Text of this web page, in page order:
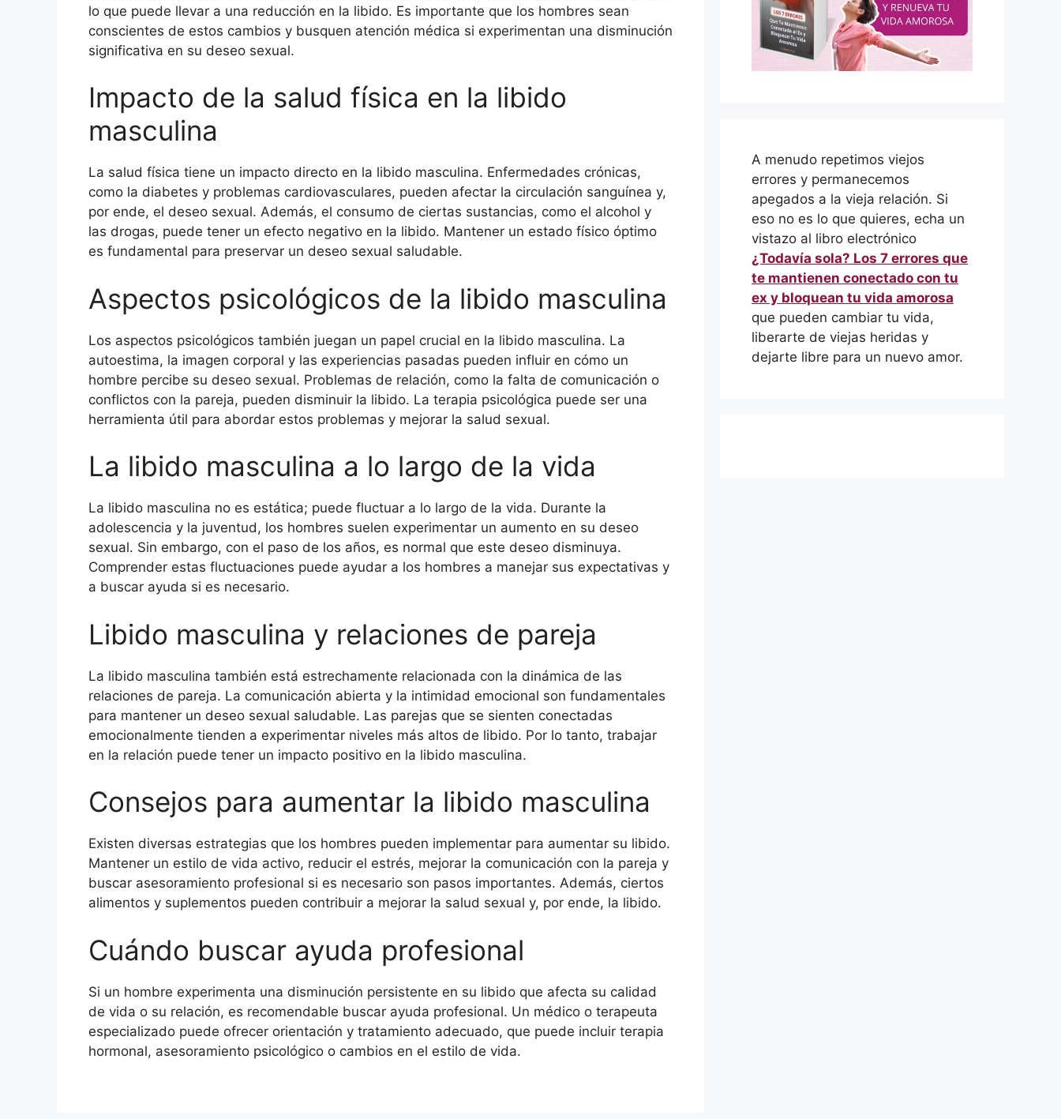
lo que puede llevar a una reducción en la libido. Es importante que los hombres sean
conscientes de estos cambios y busquen atención médica si experimentan una disminución
significativa en su deseo sexual.
Impacto de la salud física en la libido
masculina
La salud física tiene un impacto directo en la libido masculina. Enfermedades crónicas,
como la diabetes y problemas cardiovasculares, pueden afectar la circulación sanguínea y,
por ende, el deseo sexual. Además, el consumo de ciertas sustancias, como el alcohol y
las drogas, puede tener un efecto negativo en la libido. Mantener un estado físico óptimo
es fundamental para preservar un deseo sexual saludable.
Aspectos psicológicos de la libido masculina
Los aspectos psicológicos también juegan un papel crucial en la libido masculina. La
autoestima, la imagen corporal y las experiencias pasadas pueden influir en cómo un
hombre percibe su deseo sexual. Problemas de relación, como la falta de comunicación o
conflictos con la pareja, pueden disminuir la libido. La terapia psicológica puede ser una
herramienta útil para abordar estos problemas y mejorar la salud sexual.
La libido masculina a lo largo de la vida
La libido masculina no es estática; puede fluctuar a lo largo de la vida. Durante la
adolescencia y la juventud, los hombres suelen experimentar un aumento en su deseo
sexual. Sin embargo, con el paso de los años, es normal que este deseo disminuya.
Comprender estas fluctuaciones puede ayudar a los hombres a manejar sus expectativas y
a buscar ayuda si es necesario.
Libido masculina y relaciones de pareja
La libido masculina también está estrechamente relacionada con la dinámica de las
relaciones de pareja. La comunicación abierta y la intimidad emocional son fundamentales
para mantener un deseo sexual saludable. Las parejas que se sienten conectadas
emocionalmente tienden a experimentar niveles más altos de libido. Por lo tanto, trabajar
en la relación puede tener un impacto positivo en la libido masculina.
Consejos para aumentar la libido masculina
Existen diversas estrategias que los hombres pueden implementar para aumentar su libido.
Mantener un estilo de vida activo, reducir el estrés, mejorar la comunicación con la pareja y
buscar asesoramiento profesional si es necesario son pasos importantes. Además, ciertos
alimentos y suplementos pueden contribuir a mejorar la salud sexual y, por ende, la libido.
Cuándo buscar ayuda profesional
Si un hombre experimenta una disminución persistente en su libido que afecta su calidad
de vida o su relación, es recomendable buscar ayuda profesional. Un médico o terapeuta
especializado puede ofrecer orientación y tratamiento adecuado, que puede incluir terapia
hormonal, asesoramiento psicológico o cambios en el estilo de vida.
A menudo repetimos viejos
errores y permanecemos
apegados a la vieja relación. Si
eso no es lo que quieres, echa un
vistazo al libro electrónico
¿Todavía sola? Los 7 errores que
te mantienen conectado con tu
ex y bloquean tu vida amorosa
que pueden cambiar tu vida,
liberarte de viejas heridas y
dejarte libre para un nuevo amor.